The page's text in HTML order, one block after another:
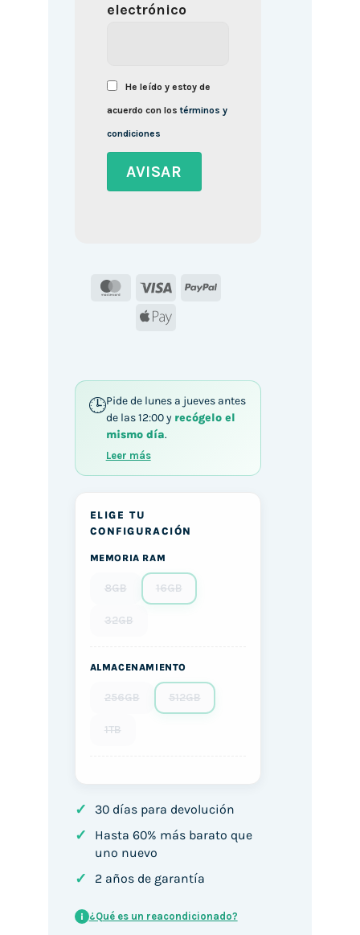
electrónico
He leído y estoy de
acuerdo con lostérminos y
condiciones
MasterCard
Visa
PayPal
Apple
Pide de lunes a jueves antes
de las 12:00 y recógelo el
mismo día.
Leer más
ELIGE TU
CONFIGURACIÓN
MEMORIA RAM
8GB 16GB
32GB
ALMACENAMIENTO
256GB 512GB
1TB
✓ 30 días para devolución
✓
Hasta 60% más barato que
uno nuevo
✓ 2 años de garantía
i ¿Qué es un reacondicionado?